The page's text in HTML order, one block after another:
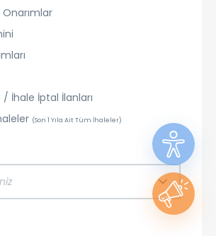
Onarımlar
İhale İptal İlanları
(Son 1 Yıla Ait Tüm İhaleler)